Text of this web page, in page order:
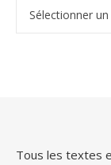
Tous les textes